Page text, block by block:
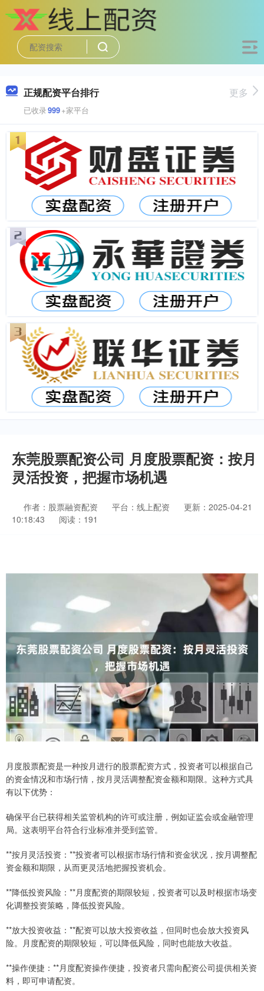
正规配资平台排行
已收录999+家平台
更多
东莞股票配资公司 月度股票配资：按月
灵活投资，把握市场机遇
作者：股票融资配资 平台：线上配资
更新：2025-04-21
10:18:43
阅读：191
月度股票配资是一种按月进行的股票配资方式，投资者可以根据自己
的资金情况和市场行情，按月灵活调整配资金额和期限。这种方式具
有以下优势：
确保平台已获得相关监管机构的许可或注册，例如证监会或金融管理
局。这表明平台符合行业标准并受到监管。
**按月灵活投资：**投资者可以根据市场行情和资金状况，按月调整配
资金额和期限，从而更灵活地把握投资机会。
**降低投资风险：**月度配资的期限较短，投资者可以及时根据市场变
化调整投资策略，降低投资风险。
**放大投资收益：**配资可以放大投资收益，但同时也会放大投资风
险。月度配资的期限较短，可以降低风险，同时也能放大收益。
**操作便捷：**月度配资操作便捷，投资者只需向配资公司提供相关资
料，即可申请配资。